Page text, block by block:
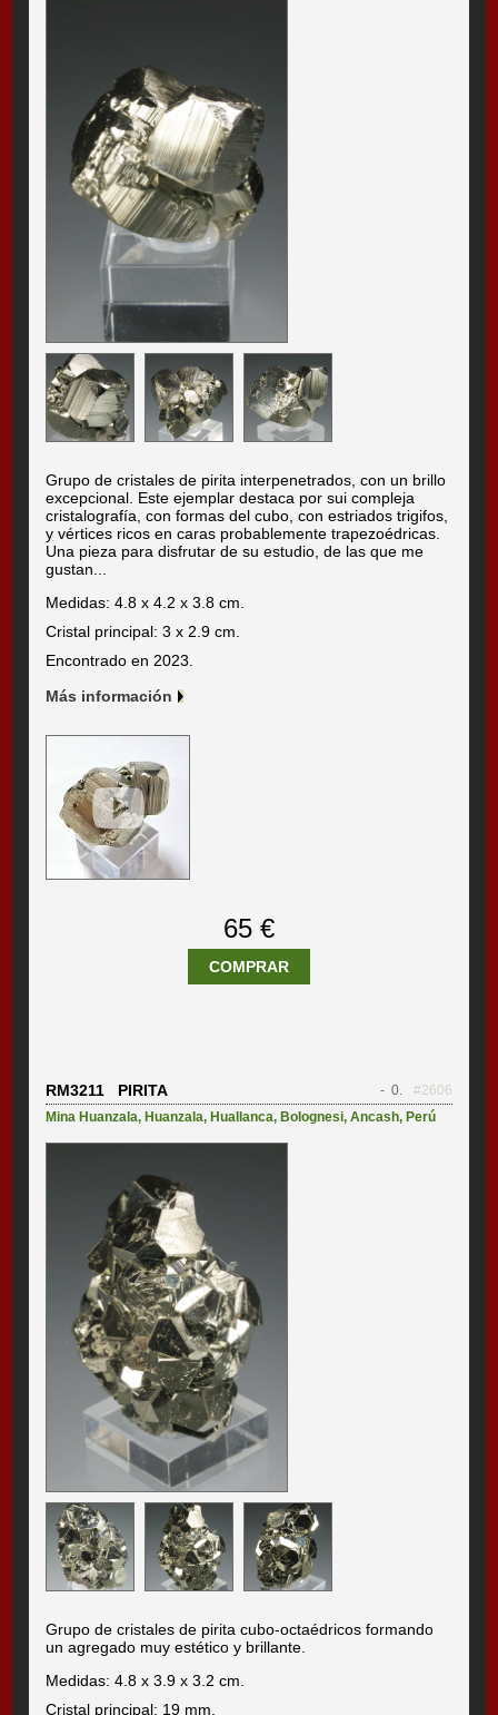
Grupo de cristales de pirita interpenetrados, con un brillo
excepcional. Este ejemplar destaca por sui compleja
cristalografía, con formas del cubo, con estriados trigifos,
y vértices ricos en caras probablemente trapezoédricas.
Una pieza para disfrutar de su estudio, de las que me
gustan...
Medidas: 4.8 x 4.2 x 3.8 cm.
Cristal principal: 3 x 2.9 cm.
Encontrado en 2023.
Más información
65 €
COMPRAR
RM3211 PIRITA - 0.
#2606
Mina Huanzala, Huanzala, Huallanca, Bolognesi,Ancash, Perú
Grupo de cristales de pirita cubo-octaédricos formando
un agregado muy estético y brillante.
Medidas: 4.8 x 3.9 x 3.2 cm.
Cristal principal: 19 mm.